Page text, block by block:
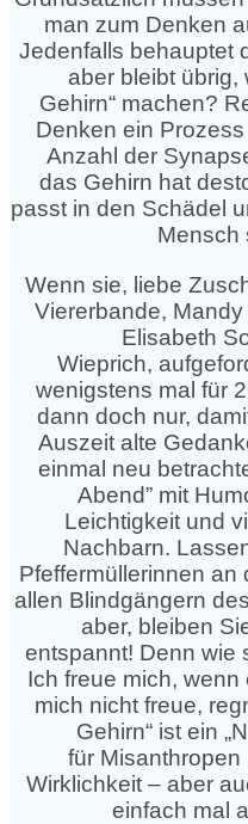
man zum Denken
Jedenfalls behauptet
aber bleibt übrig,
Gehirn“ machen?
Denken ein
Anzahl der
das Gehirn hat
passt in den Schädel
Mensch
Wenn sie, liebe
Viererbande,
Elisabeth
Wieprich,
wenigstens mal für
dann doch nur,
Auszeit alte
einmal neu
Abend” mit
Leichtigkeit und
Nachbarn.
Pfeffermüllerinnen
allen Blindgängern
aber, bleiben
entspannt! Denn wie
Ich freue mich,
mich nicht freue,
Gehirn“ ist ein
für
Wirklichkeit – aber
einfach mal